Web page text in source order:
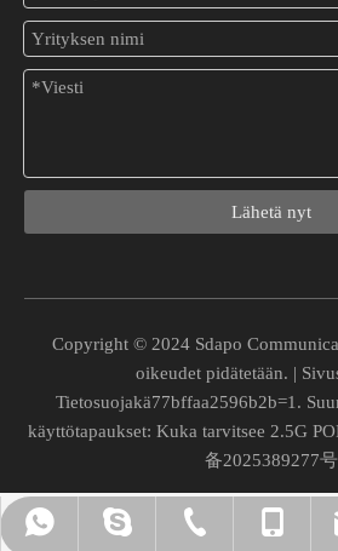
Integroi vanhat ei-PoE-laitteet
+86- 13724329562
Chuchao Xiao
+86-0755-
+86- 13724329562
008613724329562
8745945
Lähetä nyt
Copyright © 2024 Sdapo
oikeudet pidätetään. |
Tietosuojakä77bffaa2596b2b=1.
käyttötapaukset: Kuka tarvitsee 2.5G
备2025389277号